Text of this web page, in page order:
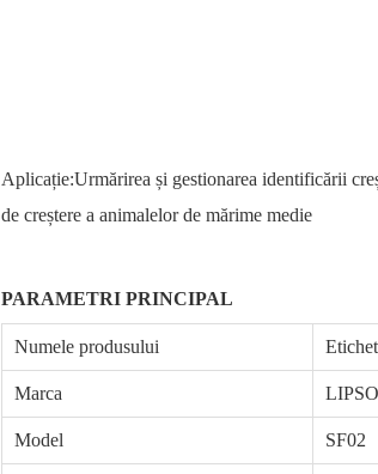
Aplicație:Urmărirea și gestionarea identificării
de creștere a animalelor de mărime medie
PARAMETRI PRINCIPAL
Numele produsului
Marca
Model SF02